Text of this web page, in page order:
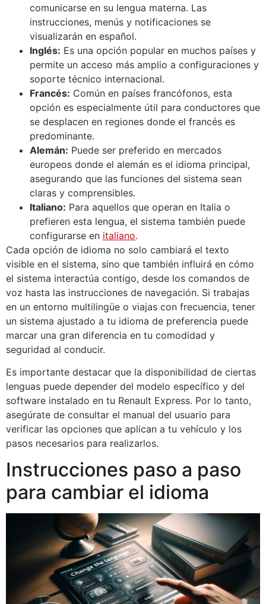
comunicarse en su lengua materna. Las
instrucciones, menús y notificaciones se
visualizarán en español.
Inglés: Es una opción popular en muchos países y
permite un acceso más amplio a configuraciones y
soporte técnico internacional.
Francés: Común en países francófonos, esta
opción es especialmente útil para conductores que
se desplacen en regiones donde el francés es
predominante.
Alemán: Puede ser preferido en mercados
europeos donde el alemán es el idioma principal,
asegurando que las funciones del sistema sean
claras y comprensibles.
Italiano: Para aquellos que operan en Italia o
prefieren esta lengua, el sistema también puede
configurarse en italiano.
Cada opción de idioma no solo cambiará el texto
visible en el sistema, sino que también influirá en cómo
el sistema interactúa contigo, desde los comandos de
voz hasta las instrucciones de navegación. Si trabajas
en un entorno multilingüe o viajas con frecuencia, tener
un sistema ajustado a tu idioma de preferencia puede
marcar una gran diferencia en tu comodidad y
seguridad al conducir.
Es importante destacar que la disponibilidad de ciertas
lenguas puede depender del modelo específico y del
software instalado en tu Renault Express. Por lo tanto,
asegúrate de consultar el manual del usuario para
verificar las opciones que aplican a tu vehículo y los
pasos necesarios para realizarlos.
Instrucciones paso a paso
para cambiar el idioma